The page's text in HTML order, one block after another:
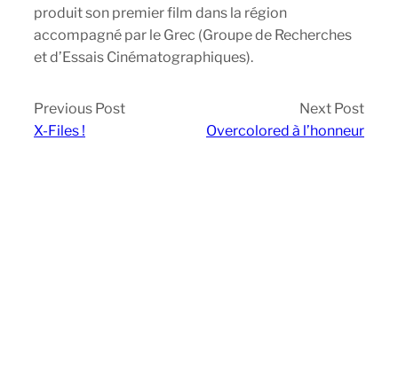
produit son premier film dans la région
accompagné par le Grec (Groupe de Recherches
et d’Essais Cinématographiques).
Previous Post
X-Files !
Next Post
Overcolored à l’honneur